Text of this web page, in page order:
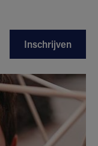
Inschrijven